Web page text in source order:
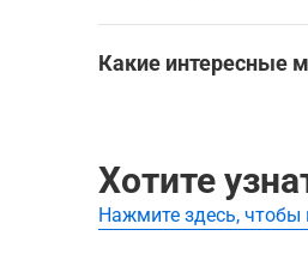
Зальцбург: Моцарт,
примечательности
Какие интересные
Зальцбург: Моцарт,
Хотите
Нажмите здесь, чтобы